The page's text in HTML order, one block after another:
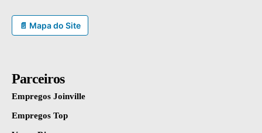
📄 Mapa do Site
Parceiros
Empregos Joinville
Empregos Top